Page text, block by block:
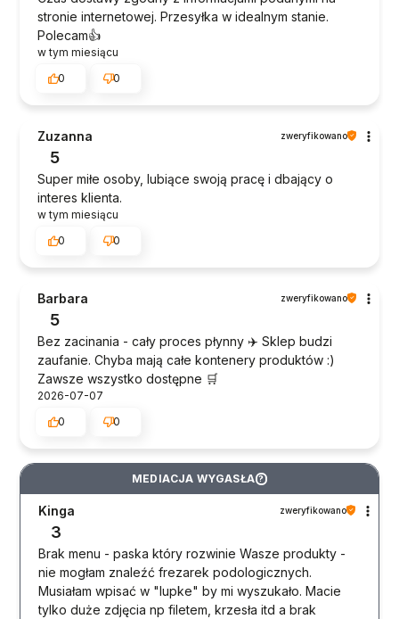
stronie internetowej. Przesyłka w idealnym stanie.
Polecam👍️
w tym miesiącu
0
0
Zuzanna zweryfikowano
5
Super miłe osoby, lubiące swoją pracę i dbający o
interes klienta.
w tym miesiącu
0
0
Barbara zweryfikowano
5
Bez zacinania - cały proces płynny ✈️ Sklep budzi
zaufanie. Chyba mają całe kontenery produktów :)
Zawsze wszystko dostępne 🛒
2026-07-07
0
0
MEDIACJA WYGASŁA ?
Kinga zweryfikowano
3
Brak menu - paska który rozwinie Wasze produkty -
nie mogłam znaleźć frezarek podologicznych.
Musiałam wpisać w "lupke" by mi wyszukało. Macie
tylko duże zdjęcia np filetem, krzesła itd a brak